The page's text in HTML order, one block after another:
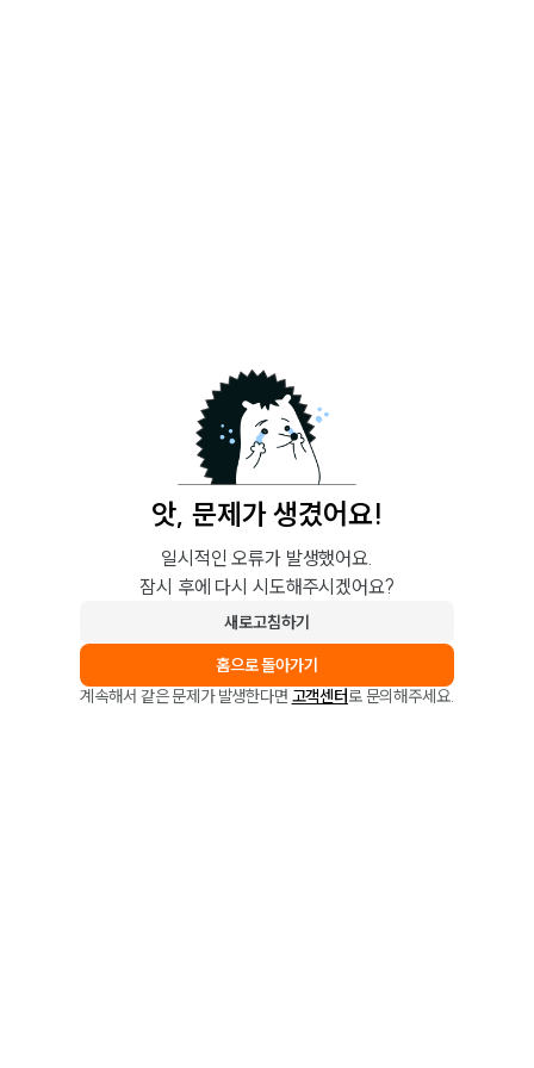
앗, 문제가 생겼어요!
일시적인 오류가 발생했어요.
잠시 후에 다시 시도해주시겠어요?
새로고침하기
홈으로 돌아가기
계속해서 같은 문제가 발생한다면 고객센터로 문의해주세요.